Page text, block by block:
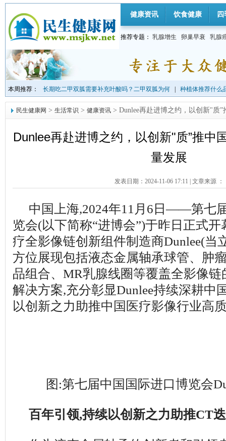
健康资讯 饮食健康
推荐专题： 乳腺增生 卵巢早衰 乳腺
本周推荐： 长期吃二甲双胍需要补充叶酸吗？二甲双胍为何 种植体推荐什么
民生健康网 > 生活常识 > 健康资讯 > Dunlee再赴进博之约，以创新"质
Dunlee再赴进博之约，以创新"质”推中
量发展
发表日期：2024-11-06 17:11 文章来源 ：
中国上海,2024年11月6日——第七
览会(以下简称“进博会”)于昨日正式
疗全影像链创新组件制造商Dunlee(当
方位展现包括液态金属轴承球管、肿
品组合、MR乳腺线圈等覆盖全影像链
解决方案,充分彰显Dunlee持续深耕中
以创新之力助推中国医疗影像行业高
图:第七届中国国际进口博览会
百年引领,持续以创新之力助推CT